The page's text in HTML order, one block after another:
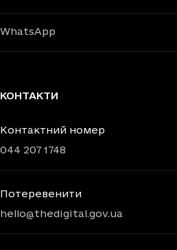
WhatsApp
КОНТАКТИ
Контактний номер
044 207 1748
Потеревенити
hello@thedigital.gov.ua